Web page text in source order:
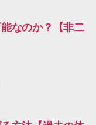
なのか？【非二